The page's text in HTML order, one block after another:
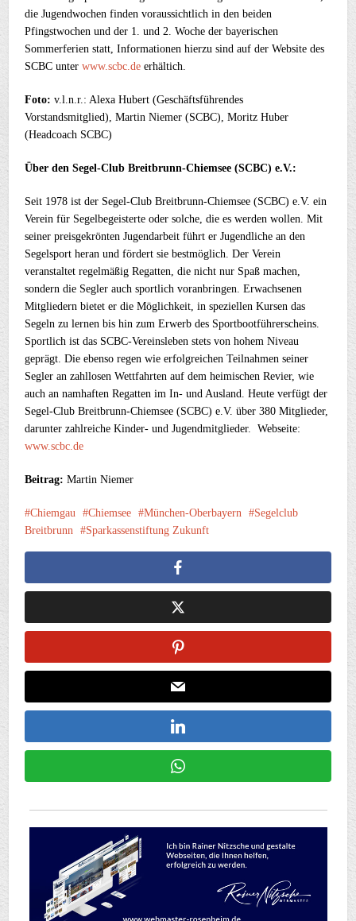
die Jugendwochen finden voraussichtlich in den beiden
Pfingstwochen und der 1. und 2. Woche der bayerischen
Sommerferien statt, Informationen hierzu sind auf der Website des
SCBC unterwww.scbc.de erhältich.
Foto: v.l.n.r.: Alexa Hubert (Geschäftsführendes
Vorstandsmitglied), Martin Niemer (SCBC), Moritz Huber
(Headcoach SCBC)
Über den Segel-Club Breitbrunn-Chiemsee (SCBC) e.V.:
Seit 1978 ist der Segel-Club Breitbrunn-Chiemsee (SCBC) e.V. ein
Verein für Segelbegeisterte oder solche, die es werden wollen. Mit
seiner preisgekrönten Jugendarbeit führt er Jugendliche an den
Segelsport heran und fördert sie bestmöglich. Der Verein
veranstaltet regelmäßig Regatten, die nicht nur Spaß machen,
sondern die Segler auch sportlich voranbringen. Erwachsenen
Mitgliedern bietet er die Möglichkeit, in speziellen Kursen das
Segeln zu lernen bis hin zum Erwerb des Sportbootführerscheins.
Sportlich ist das SCBC-Vereinsleben stets von hohem Niveau
geprägt. Die ebenso regen wie erfolgreichen Teilnahmen seiner
Segler an zahllosen Wettfahrten auf dem heimischen Revier, wie
auch an namhaften Regatten im In- und Ausland. Heute verfügt der
Segel-Club Breitbrunn-Chiemsee (SCBC) e.V. über 380 Mitglieder,
darunter zahlreiche Kinder- und Jugendmitglieder. Webseite:
www.scbc.de
Beitrag: Martin Niemer
Chiemgau Chiemsee München-Oberbayern
Segelclub
Breitbrunn
Sparkassenstiftung Zukunft